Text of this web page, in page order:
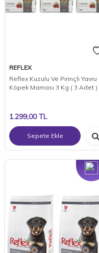
REFLEX
Reflex Kuzulu Ve Pirinçli Yavru
Köpek Maması 3 Kg ( 3 Adet )
1.299,00TL
Sepete Ekle
Yeni